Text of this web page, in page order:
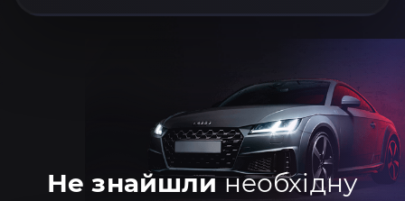
Не знайшлинеобхідну